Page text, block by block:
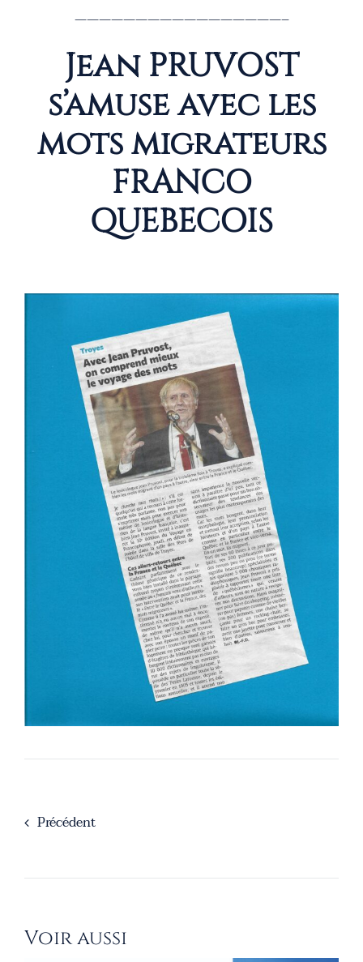
—————————————————–
Jean PRUVOST
s’amuse avec les
mots migrateurs
FRANCO
QUEBECOIS
Précédent
Voir aussi